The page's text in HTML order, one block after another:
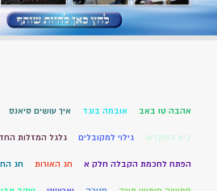
אהבה טו באב אובמה בוגד איך עושים סיאנס
בית המקדש גילוי למקובלים גלגל המזלות
הפתח לחכמת הקבלה חלק א חג האורות חג